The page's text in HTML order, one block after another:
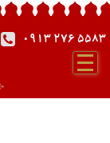
0913 276 5583